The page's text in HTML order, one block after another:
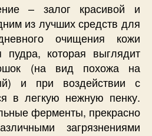
– залог красивой и
из лучших средств для
очищения кожи
пудра, которая выглядит
(на вид похожа на
и при воздействии с
в легкую нежную пенку.
ферменты, прекрасно
загрязнениями